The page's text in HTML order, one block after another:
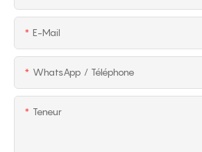
E-Mail
WhatsApp / Téléphone
Teneur